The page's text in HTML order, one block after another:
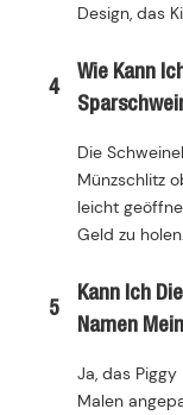
Design, das
4
Wie Kann
Die
Münzschlitz
leicht
Geld zu holen.
5
Kann Ich
Namen
Ja, das
Malen